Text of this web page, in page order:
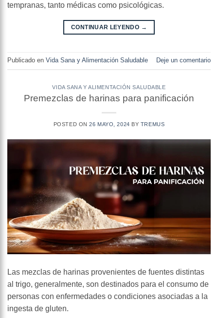
tempranas, tanto médicas como psicológicas.
CONTINUAR LEYENDO →
Publicado en Vida Sana y Alimentación Saludable Deje un comentario
VIDA SANA Y ALIMENTACIÓN SALUDABLE
Premezclas de harinas para panificación
POSTED ON26 MAYO, 2024 BY TREMUS
Las mezclas de harinas provenientes de fuentes distintas
al trigo, generalmente, son destinados para el consumo de
personas con enfermedades o condiciones asociadas a la
ingesta de gluten.